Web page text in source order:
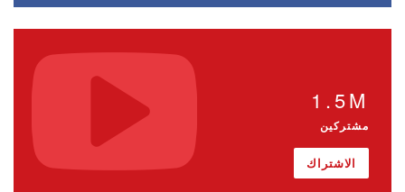
1.5M
مشتركين
الاشتراك